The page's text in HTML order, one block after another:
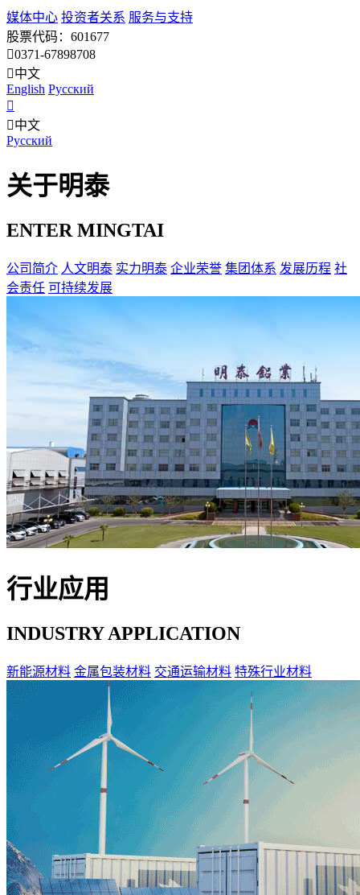
媒体中心 投资者关系 服务与支持
股票代码：601677
0371-67898708
中文
English Pусский
中文
Pусский
关于明泰
ENTER MINGTAI
公司简介 人文明泰 实力明泰 企业荣誉 集团体系 发展历程 社
会责任 可持续发展
行业应用
INDUSTRY APPLICATION
新能源材料 金属包装材料 交通运输材料 特殊行业材料